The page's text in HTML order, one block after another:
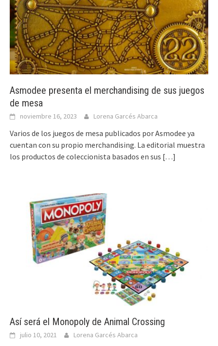
Asmodee presenta el merchandising de sus juegos
de mesa
noviembre 16, 2023 Lorena Garcés Abarca
Varios de los juegos de mesa publicados por Asmodee ya
cuentan con su propio merchandising. La editorial muestra
los productos de coleccionista basados en sus […]
Así será el Monopoly de Animal Crossing
julio 10, 2021 Lorena Garcés Abarca